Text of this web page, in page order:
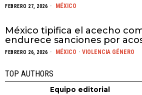
FEBRERO 27, 2026 MÉXICO
México tipifica el acecho
endurece sanciones por
FEBRERO 26, 2026 MÉXICO · VIOLENCIA GÉNERO
TOP AUTHORS
Equipo editorial